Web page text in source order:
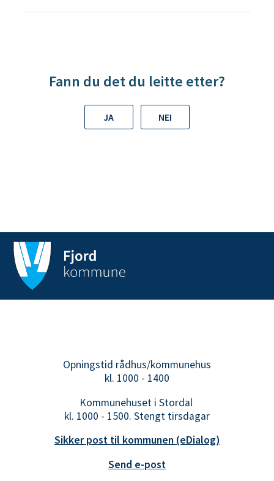
Fann du det du leitte etter?
JA NEI
Opningstid rådhus/kommunehus
kl. 1000 - 1400
Kommunehuset i Stordal
kl. 1000 - 1500. Stengt tirsdagar
Sikker post til kommunen (eDialog)
Send e-post